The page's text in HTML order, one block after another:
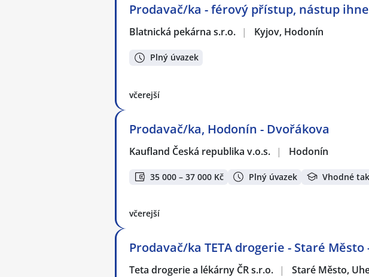
Prodavač/ka - férový přístup, nástup
Blatnická pekárna s.r.o. | Kyjov, Hodonín
Plný úvazek
včerejší
Prodavač/ka, Hodonín - Dvořákova
Kaufland Česká republika v.o.s. | Hodonín
35 000 – 37 000 Kč Plný úvazek Vhodné
včerejší
Prodavač/ka TETA drogerie - Staré
Teta drogerie a lékárny ČR s.r.o. | Staré Město,